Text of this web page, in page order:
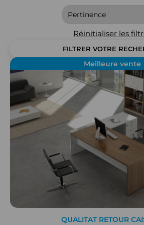
la rédaction de romans, d'articles ou
chaque détail dumobiliercontribue à
les mots prennent vie dans les
Réinitialiser les
FILTRER VOTRE
Meilleure vente
QUALITAT RETOUR